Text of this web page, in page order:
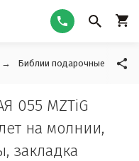
Библии подарочные
055 MZTiG
на молнии,
закладка